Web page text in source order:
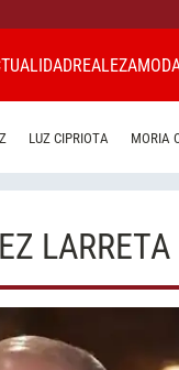
REALEZA
LUZ CIPRIOTA MORIA
LARRETA